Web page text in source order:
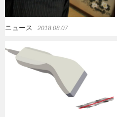
ニュース 2018.08.07